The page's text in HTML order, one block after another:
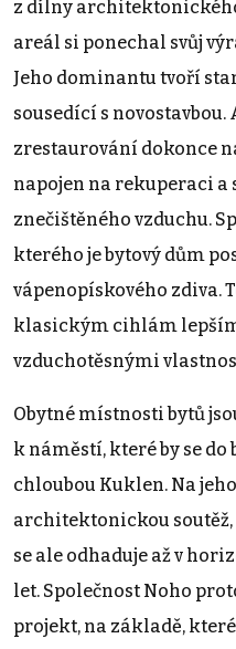
z dílny
areál si ponechal svůj
Jeho dominantu tvoří
sousedící s novostavbou.
zrestaurování dokonce
napojen na rekuperaci a
znečištěného vzduchu.
kterého je bytový dům
vápenopískového zdiva.
klasickým cihlám
vzduchotěsnými
Obytné místnosti bytů
k náměstí, které by se
chloubou Kuklen. Na
architektonickou
se ale odhaduje až v
let. Společnost Noho
projekt, na základě,